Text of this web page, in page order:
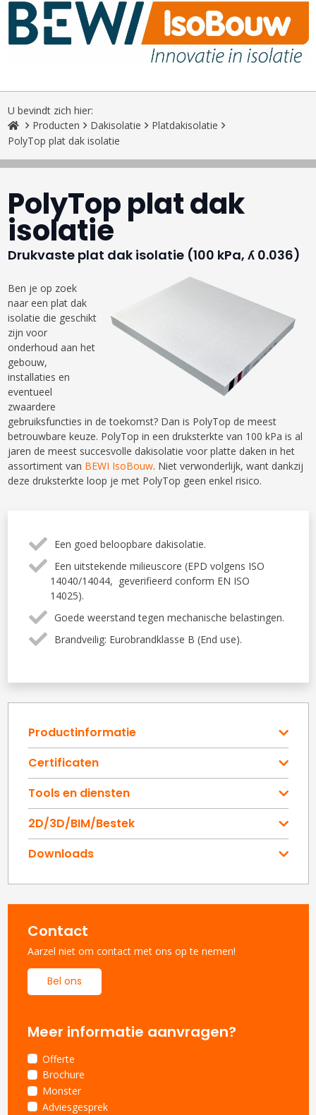
U bevindt zich hier:
Producten
Dakisolatie
Platdakisolatie
PolyTop plat dak isolatie
PolyTop plat dak
isolatie
Drukvaste plat dak isolatie (100 kPa, ʎ 0.036)
Ben je op zoek
naar een plat dak
isolatie die geschikt
zijn voor
onderhoud aan het
gebouw,
installaties en
eventueel
zwaardere
gebruiksfuncties in de toekomst? Dan is PolyTop de meest
betrouwbare keuze. PolyTop in een druksterkte van 100 kPa is al
jaren de meest succesvolle dakisolatie voor platte daken in het
assortiment van BEWI IsoBouw. Niet verwonderlijk, want dankzij
deze druksterkte loop je met PolyTop geen enkel risico.
Een goed beloopbare dakisolatie.
Een uitstekende milieuscore (EPD volgens ISO
14040/14044, geverifieerd conform EN ISO
14025).
Goede weerstand tegen mechanische belastingen.
Brandveilig: Eurobrandklasse B (End use).
Productinformatie
Certificaten
Tools en diensten
2D/3D/BIM/Bestek
Downloads
Contact
Aarzel niet om contact met ons op te nemen!
Bel ons
Meer informatie aanvragen?
Offerte
Brochure
Monster
Adviesgesprek